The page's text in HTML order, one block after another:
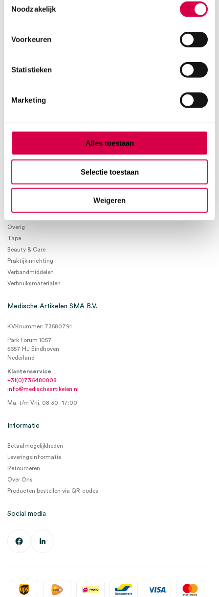
Noodzakelijk
Voorkeuren
Statistieken
Marketing
Alles toestaan
Selectie toestaan
Weigeren
Anatomisch pincet, 16cm, recht slank (1)
1 stuk, 16cm, onsteriel
Direct leverbaar
6.60
incl. BTW
Overig
Tape
Beauty & Care
Praktijkinrichting
Verbandmiddelen
Verbruiksmaterialen
Medische Artikelen SMA B.V.
KVKnummer: 73580791
Park Forum 1057
5657 HJ Eindhoven
Nederland
Klantenservice
+31(0)736480808
info@medischeartikelen.nl
Ma. t/m Vrij. 08:30 - 17:00
Informatie
Betaalmogelijkheden
Leveringsinformatie
Retourneren
Over Ons
Producten bestellen via QR-codes
Social media